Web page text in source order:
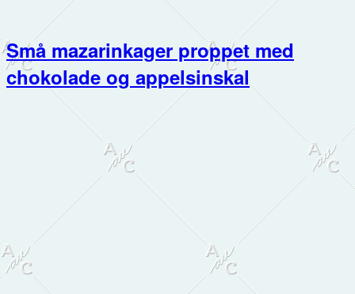
Små mazarinkager proppet med
chokolade og appelsinskal